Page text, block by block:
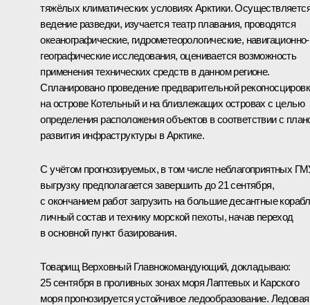
тяжёлых климатических условиях Арктики.
ведение разведки, изучается театр плавания, проводятся
океанографические, гидрометеорологические, навигационно-
географические исследования, оценивается возможность
применения технических средств в данном регионе.
Спланировано проведение предварительной
на острове Котельный и на близлежащих островах с целью
определения расположения объектов в соответствии с
развития инфраструктуры в Арктике.
С учётом прогнозируемых, в том числе неблагоприятных
выгрузку предполагается завершить до 21 сентября,
с окончанием работ загрузить на большие десантные
личный состав и технику морской пехоты, начав переход
в основной пункт базирования.
Товарищ Верховный Главнокомандующий, докладываю:
25 сентября в проливных зонах моря Лаптевых и Карского
моря прогнозируется устойчивое ледообразование. Ледовая